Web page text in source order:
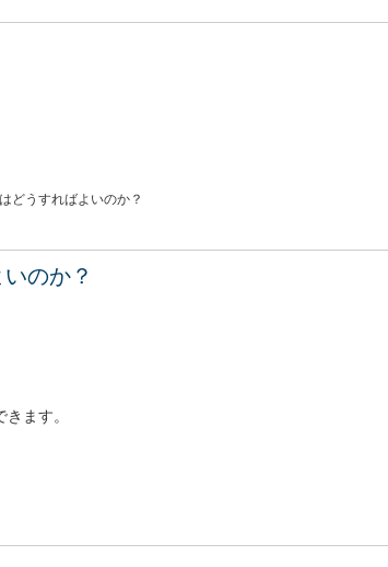
どうすればよいのか？
のか？
ます。